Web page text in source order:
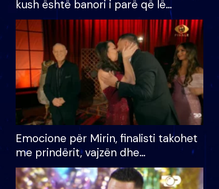
kush është banori i parë që lë
shtëpinë dhe humb mundësinë për
të fituar çmimin e madh
Emocione për Mirin, finalisti takohet
me prindërit, vajzën dhe
bashkëshorten: S’kemi ndonjë letër
divorci apo jo?